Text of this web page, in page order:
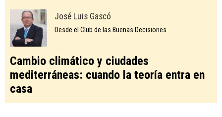
José Luis Gascó
Desde el Club de las Buenas Decisiones
Cambio climático y ciudades
mediterráneas: cuando la teoría entra en
casa